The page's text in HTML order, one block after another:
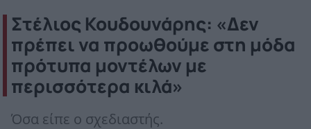
Στέλιος Κουδουνάρης: «Δεν
πρέπει να προωθούμε στη μόδα
πρότυπα μοντέλων με
περισσότερα κιλά»
Όσα είπε ο σχεδιαστής.